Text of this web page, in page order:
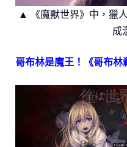
▲ 《魔獸世界》中，獵
成
哥布林是魔王！《哥布林